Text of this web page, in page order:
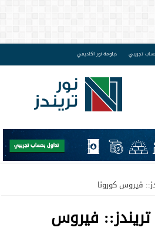
تجريبي دبلومة نور اكاديمي
فيروس كورونا
فيروس